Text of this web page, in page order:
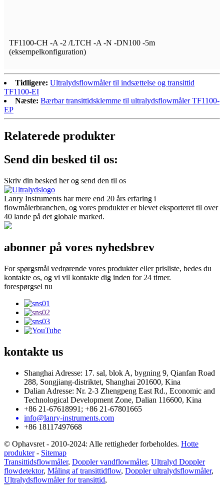
TF1100-CH -A -2 /LTCH -A -N -DN100 -5m
(eksempelkonfiguration)
Tidligere: Ultralydsflowmåler til indsættelse og transittid
TF1100-EI
Næste: Bærbar transittidsklemme til ultralydsflowmåler TF1100-
EP
Relaterede produkter
Send din besked til os:
Skriv din besked her og send den til os
Lanry Instruments har mere end 20 års erfaring i
flowmålerbranchen, og vores produkter er blevet eksporteret til over
40 lande på det globale marked.
abonner på vores nyhedsbrev
For spørgsmål vedrørende vores produkter eller prisliste, bedes du
kontakte os, og vi vil kontakte dig inden for 24 timer.
forespørgsel nu
kontakte us
Shanghai Adresse: 17. sal, blok A, bygning 9, Qianfan Road
288, Songjiang-distriktet, Shanghai 201600, Kina
Dalian Adresse: Nr. 2-3 Zhengpeng East Rd., Economic and
Technological Development Zone, Dalian 116600, Kina
+86 21-67618991; +86 21-67801665
info@lanry-instruments.com
+86 18117497668
© Ophavsret - 2010-2024: Alle rettigheder forbeholdes. Hotte
produkter- Sitemap
Transittidsflowmåler, Doppler vandflowmåler, Ultralyd Doppler
flowdetektor, Måling af transittidflow, Doppler ultralydsflowmåler,
Ultralydsflowmåler for transittid,